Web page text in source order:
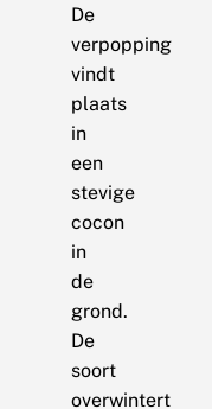
De
verpopping
vindt
plaats
in
een
stevige
cocon
in
de
grond.
De
soort
overwintert